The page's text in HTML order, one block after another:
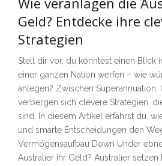
Geld? Entdecke ihre
Strategien
Stell dir vor, du könntest einen Blick
einer ganzen Nation werfen – wie
anlegen? Zwischen Superannuation,
verbergen sich clevere Strategien,
sind. In diesem Artikel erfährst du,
und smarte Entscheidungen den
Vermögensaufbau Down Under
Australier ihr Geld? Australier